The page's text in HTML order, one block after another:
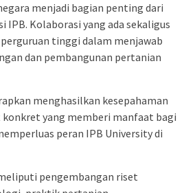
menjadi bagian penting dari
Kolaborasi yang ada sekaligus
tinggi dalam menjawab
dan pembangunan pertanian
menghasilkan kesepahaman
yang memberi manfaat bagi
peran IPB University di
pengembangan riset